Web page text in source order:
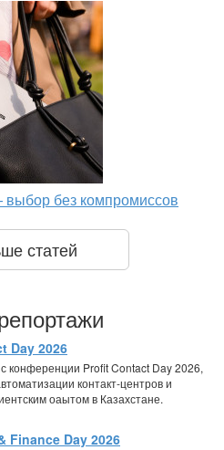
без компромиссов
статей
Day 2026
конференции Profit Contact Day 2026,
контакт-центров и
оаытом в Казахстане.
Finance Day 2026